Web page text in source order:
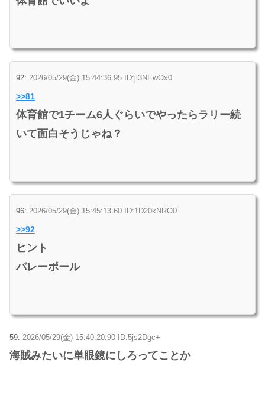
92: 2026/05/29(金) 15:44:36.95 ID:jl3NEwOx0
>>81
体育館で1チーム6人ぐらいでやったらラリー続
いて面白そうじゃね？
96: 2026/05/29(金) 15:45:13.60 ID:1D20kNRO0
>>92
ヒント
バレーボール
59: 2026/05/29(金) 15:40:20.90 ID:5js2Dgc+
海賊みたいに単眼鏡にしろってことか